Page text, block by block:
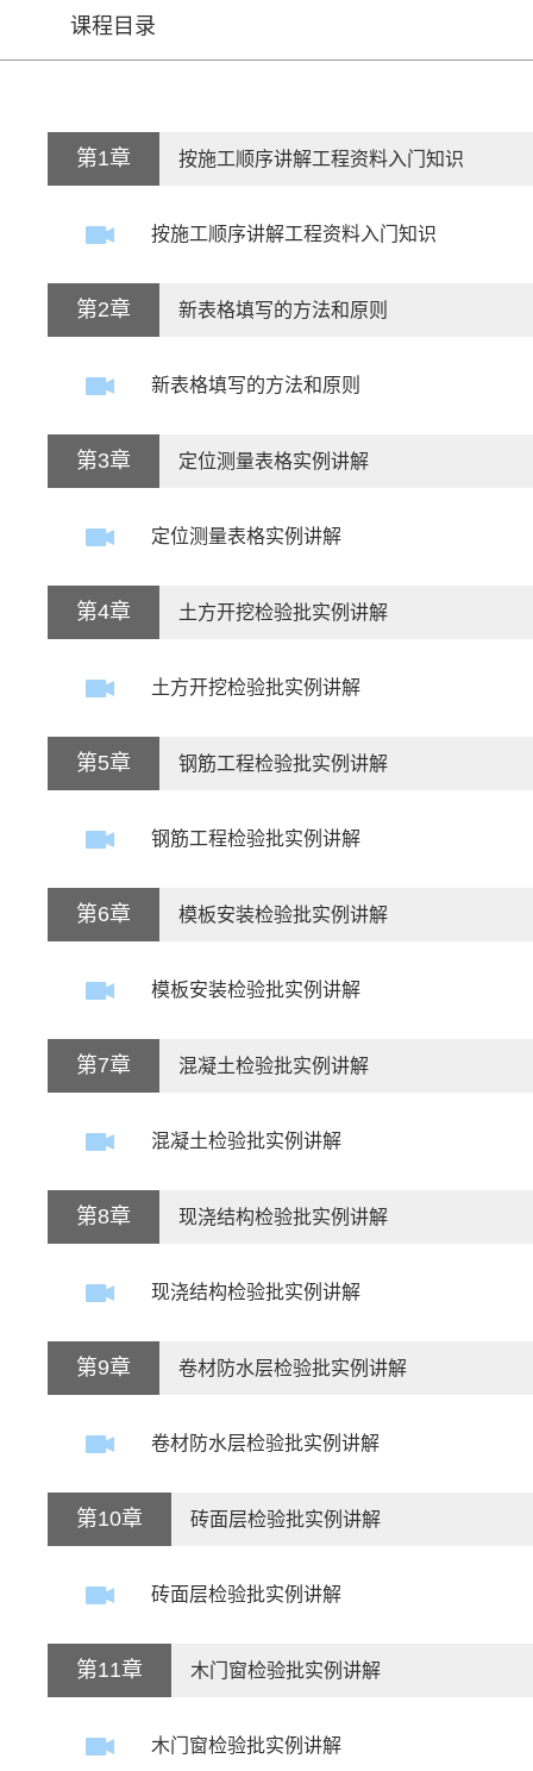
课程目录
第1章 按施工顺序讲解工程资料入门知识
按施工顺序讲解工程资料入门知识
第2章 新表格填写的方法和原则
新表格填写的方法和原则
第3章 定位测量表格实例讲解
定位测量表格实例讲解
第4章 土方开挖检验批实例讲解
土方开挖检验批实例讲解
第5章 钢筋工程检验批实例讲解
钢筋工程检验批实例讲解
第6章 模板安装检验批实例讲解
模板安装检验批实例讲解
第7章 混凝土检验批实例讲解
混凝土检验批实例讲解
第8章 现浇结构检验批实例讲解
现浇结构检验批实例讲解
第9章 卷材防水层检验批实例讲解
卷材防水层检验批实例讲解
第10章 砖面层检验批实例讲解
砖面层检验批实例讲解
第11章 木门窗检验批实例讲解
木门窗检验批实例讲解